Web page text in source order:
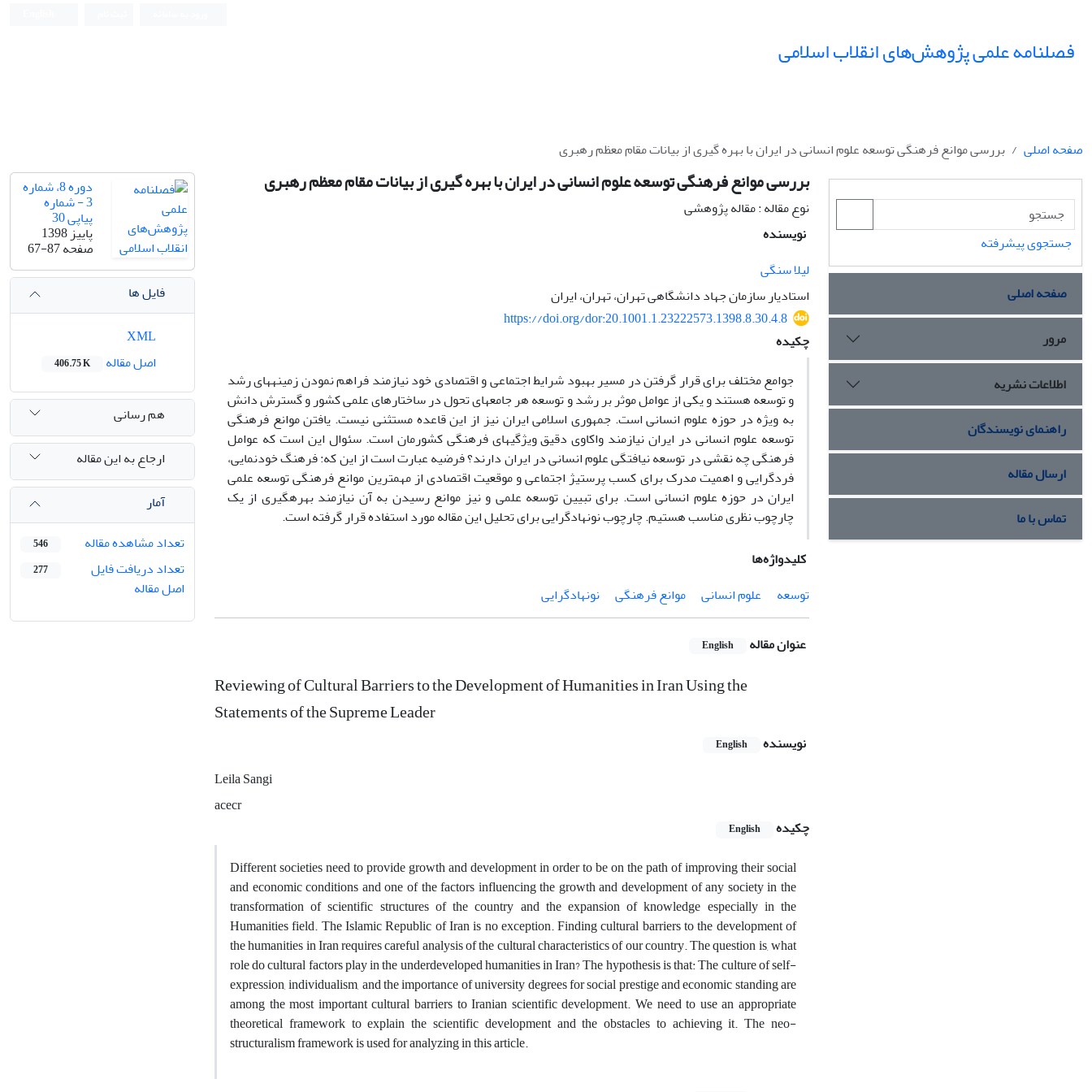
فصلنامه علمی پژوهش‌های انقلاب اسلامی
صفحه اصلی بررسی موانع فرهنگی توسعه علوم انسانی در ایران با بهره گیری از بیانات مقام معظم رهبری
بررسی موانع فرهنگی توسعه علوم انسانی در ایران با بهره گیری از بیانات مقام معظم رهبری
نوع مقاله : مقاله پژوهشی
نویسنده
لیلا سنگی
استادیار سازمان جهاد دانشگاهی تهران، تهران، ایران
https://doi.org/dor:20.1001.1.23222573.1398.8.30.4.8
چکیده
جوامع مختلف برای قرار گرفتن در مسیر بهبود شرایط اجتماعی و اقتصادی خود نیازمند فراهم نمودن زمینه­های رشد
و توسعه هستند و یکی از عوامل موثر بر رشد و توسعه هر جامعه­ای تحول در ساختارهای علمی کشور و گسترش دانش
به ویژه در حوزه علوم انسانی است. جمهوری اسلامی ایران نیز از این قاعده مستثنی نیست. یافتن موانع فرهنگی
توسعه علوم انسانی در ایران نیازمند واکاوی دقیق ویژگی­های فرهنگی کشورمان است. سئوال این است که عوامل
فرهنگی چه نقشی در توسعه نیافتگی علوم انسانی در ایران دارند؟ فرضیه­ عبارت است از این که: فرهنگ خودنمایی،
فردگرایی و اهمیت مدرک برای کسب پرستیژ اجتماعی و موقعیت اقتصادی از مهمترین موانع فرهنگی توسعه علمی
ایران در حوزه علوم انسانی است. برای تبیین توسعه علمی و نیز موانع رسیدن به آن نیازمند بهره­گیری از یک
چارچوب نظری مناسب هستیم. چارچوب نونهادگرایی برای تحلیل این مقاله مورد استفاده قرار گرفته است.
کلیدواژه‌ها
توسعه
علوم انسانی موانع فرهنگی نونهادگرایی
عنوان مقاله English
Reviewing of Cultural Barriers to the Development of Humanities in Iran Using the
Statements of the Supreme Leader
نویسنده English
Leila Sangi
acecr
چکیده
English
Different societies need to provide growth and development in order to be on the path of improving their social
and economic conditions and one of the factors influencing the growth and development of any society in the
transformation of scientific structures of the country and the expansion of knowledge especially in the
Humanities field. The Islamic Republic of Iran is no exception. Finding cultural barriers to the development of
the humanities in Iran requires careful analysis of the cultural characteristics of our country. The question is, what
role do cultural factors play in the underdeveloped humanities in Iran? The hypothesis is that: The culture of self-
expression, individualism, and the importance of university degrees for social prestige and economic standing are
among the most important cultural barriers to Iranian scientific development. We need to use an appropriate
theoretical framework to explain the scientific development and the obstacles to achieving it. The neo-
structuralism framework is used for analyzing in this article.
دوره 8، شماره
3 - شماره
پیاپی 30
پاییز 1398
صفحه67-87
فایل ها
اصل مقاله
406.75 K
هم رسانی
ارجاع به این مقاله
آمار
تعداد مشاهده مقاله
546
تعداد دریافت فایل
اصل مقاله
277
جستجوی پیشرفته
صفحه اصلی
مرور
اطلاعات نشریه
راهنمای نویسندگان
ارسال مقاله
تماس با ما